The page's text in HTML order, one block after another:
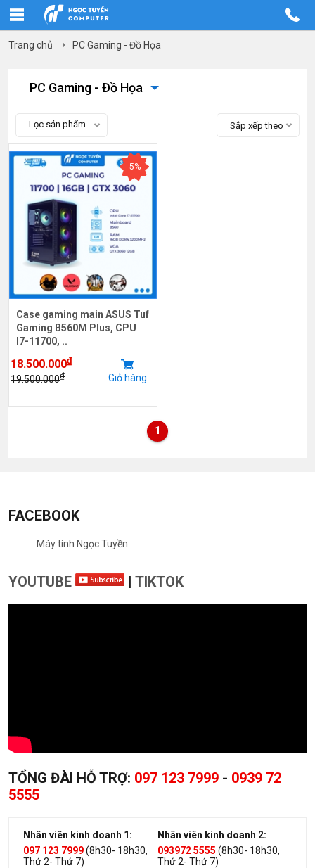
Trang chủ PC Gaming - Đồ Họa
PC Gaming - Đồ Họa
Lọc sản phẩm Sắp xếp theo
-5%
Case gaming main ASUS Tuf
Gaming B560M Plus, CPU
I7-11700, ..
18.500.000₫
19.500.000₫ Giỏ hàng
1
FACEBOOK
Máy tính Ngọc Tuyền
YOUTUBE | TIKTOK
TỔNG ĐÀI HỖ TRỢ: 097 123 7999 - 0939 72
5555
Nhân viên kinh doanh 1:
097 123 7999(8h30- 18h30,
Thứ 2- Thứ 7)
Nhân viên kinh doanh 2:
093972 5555 (8h30- 18h30,
Thứ 2- Thứ 7)